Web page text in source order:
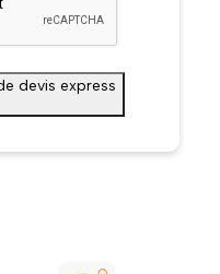
devis express